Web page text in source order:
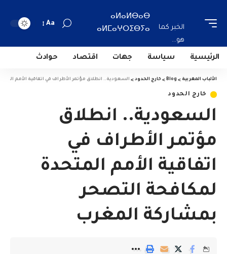
الخبر كما
هو...
ⴰⵍⴰⵍⴱⴰⴱ
ⴰⵍⵎⴰⵖⵔⵉⴱⵢⴰ
Aa
الرئيسية سياسة جهات اقتصاد حوادث
الألباب المغربية >
Blog
> خارج الحدود > السعودية.. انطلاق مؤتمر الأطراف في اتفاقية الأمم
خارج الحدود
السعودية.. انطلاق
مؤتمر الأطراف في
اتفاقية الأمم المتحدة
لمكافحة التصحر
بمشاركة المغرب